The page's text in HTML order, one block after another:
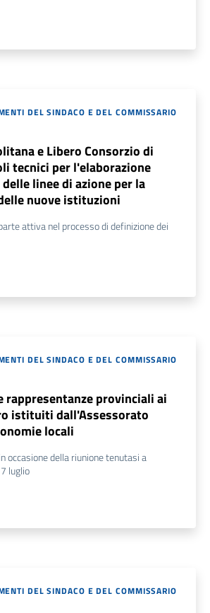
DEL SINDACO E DEL COMMISSARIO
e Libero Consorzio di
tecnici per l'elaborazione
linee di azione per la
nuove istituzioni
attiva nel processo di definizione dei
DEL SINDACO E DEL COMMISSARIO
rappresentanze provinciali ai
istituiti dall'Assessorato
locali
occasione della riunione tenutasi a
luglio
DEL SINDACO E DEL COMMISSARIO